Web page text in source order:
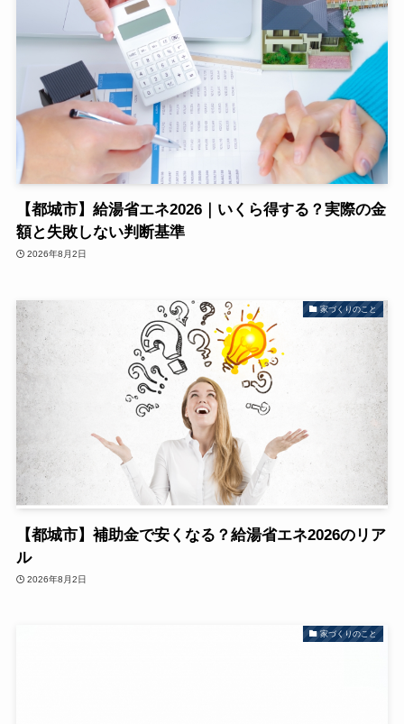
【都城市】給湯省エネ2026｜いくら得する？実際の金
額と失敗しない判断基準
2026年8月2日
家づくりのこと
【都城市】補助金で安くなる？給湯省エネ2026のリア
ル
2026年8月2日
家づくりのこと